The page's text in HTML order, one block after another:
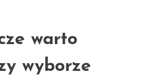
warto
wyborze